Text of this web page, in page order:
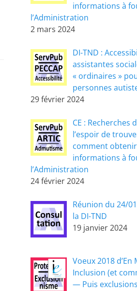
informations à
l’Administration
2 mars 2024
DI-TND :
assistantes
« ordinaires »
personnes
29 février 2024
CE : Recherches
l’espoir de
comment
informations à
l’Administration
24 février 2024
Réunion du 24/
la DI-TND
19 janvier 2024
Voeux 2018 d’En
Inclusion (et
— Puis